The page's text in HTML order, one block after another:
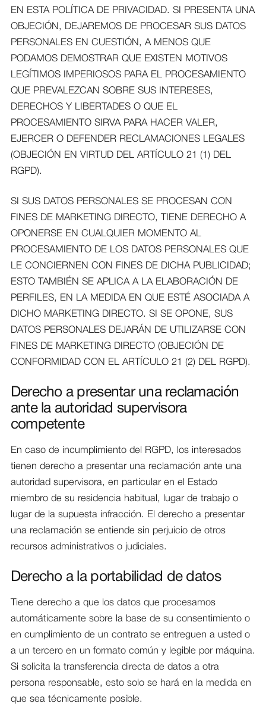
EN ESTA POLÍTICA DE PRIVACIDAD. SI PRESENTA UNA
OBJECIÓN, DEJAREMOS DE PROCESAR SUS DATOS
PERSONALES EN CUESTIÓN, A MENOS QUE
PODAMOS DEMOSTRAR QUE EXISTEN MOTIVOS
LEGÍTIMOS IMPERIOSOS PARA EL PROCESAMIENTO
QUE PREVALEZCAN SOBRE SUS INTERESES,
DERECHOS Y LIBERTADES O QUE EL
PROCESAMIENTO SIRVA PARA HACER VALER,
EJERCER O DEFENDER RECLAMACIONES LEGALES
(OBJECIÓN EN VIRTUD DEL ARTÍCULO 21 (1) DEL
RGPD).
SI SUS DATOS PERSONALES SE PROCESAN CON
FINES DE MARKETING DIRECTO, TIENE DERECHO A
OPONERSE EN CUALQUIER MOMENTO AL
PROCESAMIENTO DE LOS DATOS PERSONALES QUE
LE CONCIERNEN CON FINES DE DICHA PUBLICIDAD;
ESTO TAMBIÉN SE APLICA A LA ELABORACIÓN DE
PERFILES, EN LA MEDIDA EN QUE ESTÉ ASOCIADA A
DICHO MARKETING DIRECTO. SI SE OPONE, SUS
DATOS PERSONALES DEJARÁN DE UTILIZARSE CON
FINES DE MARKETING DIRECTO (OBJECIÓN DE
CONFORMIDAD CON EL ARTÍCULO 21 (2) DEL RGPD).
Derecho a presentar una reclamación
ante la autoridad supervisora
competente
En caso de incumplimiento del RGPD, los interesados
tienen derecho a presentar una reclamación ante una
autoridad supervisora, en particular en el Estado
miembro de su residencia habitual, lugar de trabajo o
lugar de la supuesta infracción. El derecho a presentar
una reclamación se entiende sin perjuicio de otros
recursos administrativos o judiciales.
Derecho a la portabilidad de datos
Tiene derecho a que los datos que procesamos
automáticamente sobre la base de su consentimiento o
en cumplimiento de un contrato se entreguen a usted o
a un tercero en un formato común y legible por máquina.
Si solicita la transferencia directa de datos a otra
persona responsable, esto solo se hará en la medida en
que sea técnicamente posible.